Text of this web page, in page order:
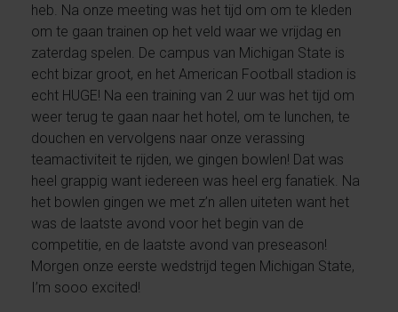
heb. Na onze meeting was het tijd om om te kleden
om te gaan trainen op het veld waar we vrijdag en
zaterdag spelen. De campus van Michigan State is
echt bizar groot, en het American Football stadion is
echt HUGE! Na een training van 2 uur was het tijd om
weer terug te gaan naar het hotel, om te lunchen, te
douchen en vervolgens naar onze verassing
teamactiviteit te rijden, we gingen bowlen! Dat was
heel grappig want iedereen was heel erg fanatiek. Na
het bowlen gingen we met z’n allen uiteten want het
was de laatste avond voor het begin van de
competitie, en de laatste avond van preseason!
Morgen onze eerste wedstrijd tegen Michigan State,
I’m sooo excited!